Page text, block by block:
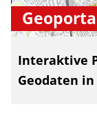
Interaktive
Geodaten